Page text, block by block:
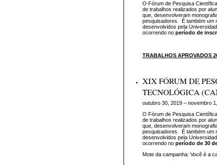
O Fórum de Pesquisa
de trabalhos realizados por
que, desenvolveram
pesquisadores. É também um
desenvolvidos pela
ocorrendo no período de
TRABALHOS APROVADOS
XIX FÓRUM DE
TECNOLÓGICA
outubro 30, 2019 – novembro
O Fórum de Pesquisa
de trabalhos realizados por
que, desenvolveram
pesquisadores. É também um
desenvolvidos pela
ocorrendo no período de 30
Mote da campanha: Você é a